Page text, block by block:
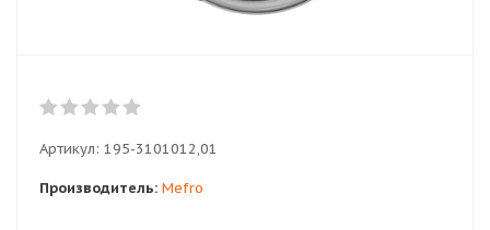
Артикул: 195-3101012,01
Производитель: Mefro